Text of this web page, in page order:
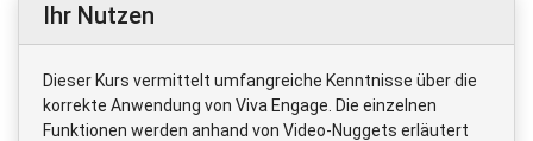
Ihr Nutzen
Dieser Kurs vermittelt umfangreiche Kenntnisse über die
korrekte Anwendung von Viva Engage. Die einzelnen
Funktionen werden anhand von Video-Nuggets erläutert